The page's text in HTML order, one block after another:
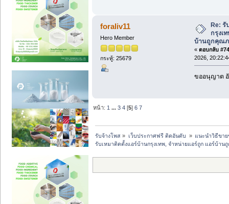
foraliv11
Hero Member
กระทู้: 25679
Re: รั
กรุงเ
บ้านถูกคุณภ
« ตอบกลับ
2026,
ขออนุญาต
หน้า: 1 ...3 4 [5]6 7
รับจ้างโพส » เว็บประกาศฟรี ติดอันดับ » แนะนำวิธีขาย
รับเหมาติดตั้งแอร์บ้านกรุงเทพ, จำหน่ายแอร์ถูก แอร์บ้า